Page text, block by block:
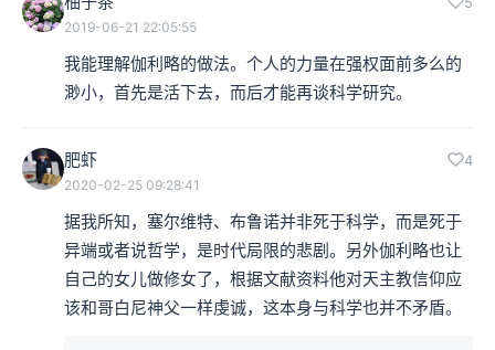
2019-06-21 22:05:55
我能理解伽利略的做法。个人的力量在强权面前多么的
渺小，首先是活下去，而后才能再谈科学研究。
肥虾 4
2020-02-25 09:28:41
据我所知，塞尔维特、布鲁诺并非死于科学，而是死于
异端或者说哲学，是时代局限的悲剧。另外伽利略也让
自己的女儿做修女了，根据文献资料他对天主教信仰应
该和哥白尼神父一样虔诚，这本身与科学也并不矛盾。